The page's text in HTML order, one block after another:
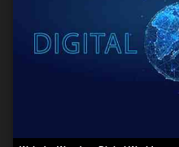
Konsumforscher endlich wieder
Bollersdorf: Veit Helmers QUATSCH ist
Staunen, das vor kindlicher Phantasie
zugleich, ein Riesenspaß für die ganze
erste Kinoerlebnis garantiert nie mehr
wie „Pippi Langstrumpf“, „Michel aus
sechs Kindergartenknirpse und ein
Heimatort auf, bis kein Stein mehr auf